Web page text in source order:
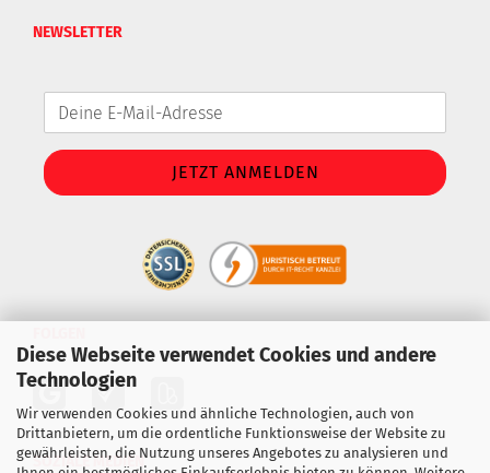
Diese Webseite verwendet Cookies und andere
Technologien
Wir verwenden Cookies und ähnliche Technologien, auch von
Drittanbietern, um die ordentliche Funktionsweise der Website zu
gewährleisten, die Nutzung unseres Angebotes zu analysieren und
NEWSLETTER
SOZIALE MEDIEN